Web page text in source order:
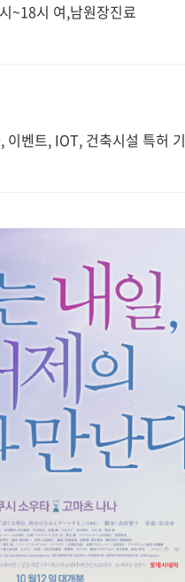
~18시 여,남원장진료
벤트, IOT, 건축시설 특허